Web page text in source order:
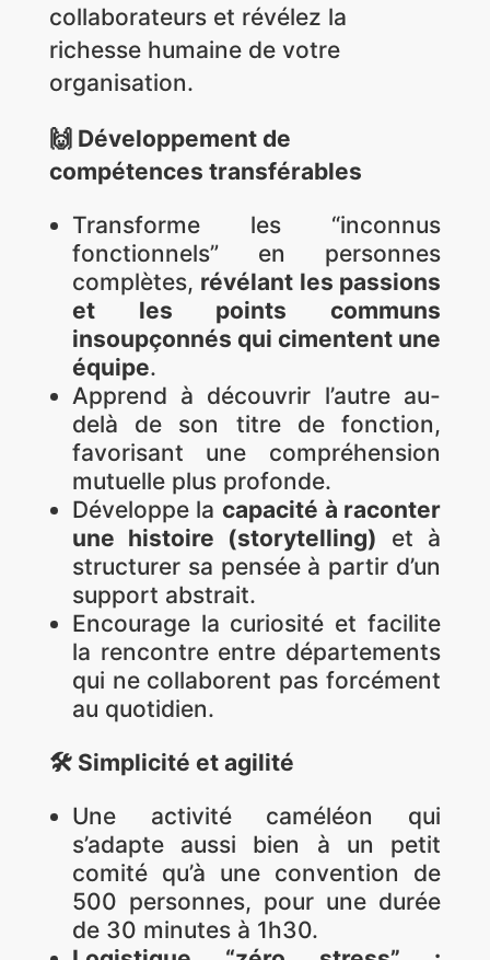
collaborateurs et révélez la
richesse humaine de votre
organisation.
🙌 Développement de
compétences transférables
Transforme les “inconnus
fonctionnels” en personnes
complètes, révélant les passions
et les points communs
insoupçonnés qui cimentent une
équipe.
Apprend à découvrir l’autre au-
delà de son titre de fonction,
favorisant une compréhension
mutuelle plus profonde.
Développe la capacité à raconter
une histoire (storytelling) et à
structurer sa pensée à partir d’un
support abstrait.
Encourage la curiosité et facilite
la rencontre entre départements
qui ne collaborent pas forcément
au quotidien.
🛠️ Simplicité et agilité
Une activité caméléon qui
s’adapte aussi bien à un petit
comité qu’à une convention de
500 personnes, pour une durée
de 30 minutes à 1h30.